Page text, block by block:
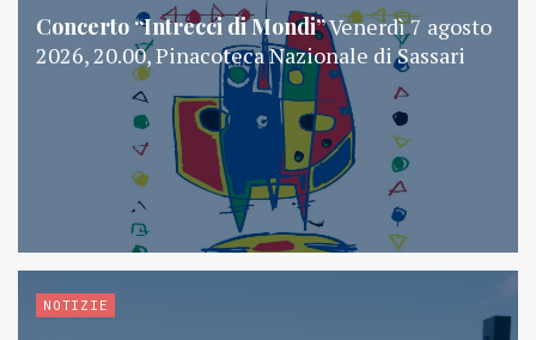
Concerto “Intrecci di Mondi”Venerdì 7 agosto
2026, 20.00, Pinacoteca Nazionale di Sassari
NOTIZIE